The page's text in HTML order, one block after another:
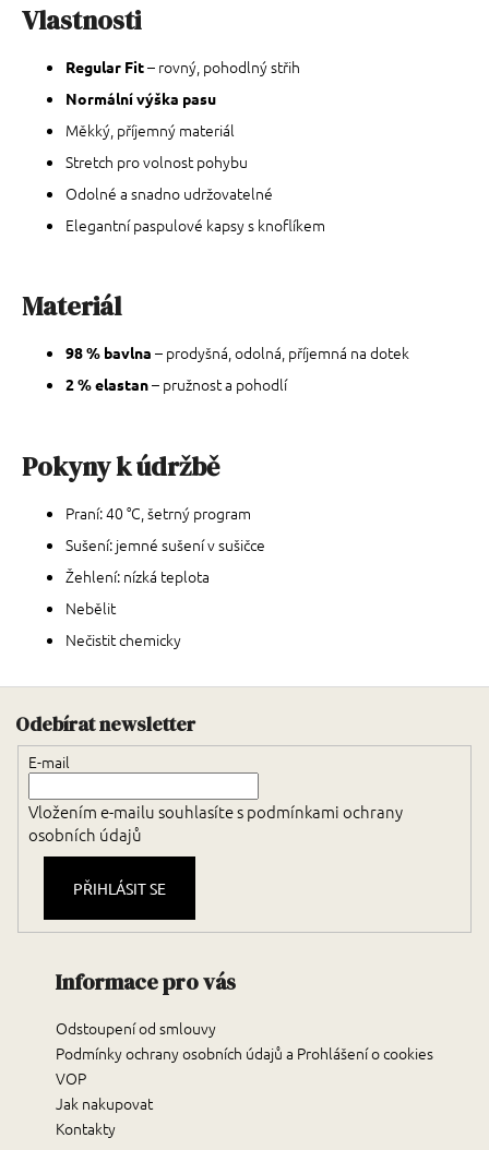
Vlastnosti
Regular Fit– rovný, pohodlný střih
Normální výška pasu
Měkký, příjemný materiál
Stretch pro volnost pohybu
Odolné a snadno udržovatelné
Elegantní paspulové kapsy s knoflíkem
Materiál
98 % bavlna – prodyšná, odolná, příjemná na dotek
2 % elastan– pružnost a pohodlí
Pokyny k údržbě
Praní: 40 °C, šetrný program
Sušení: jemné sušení v sušičce
Žehlení: nízká teplota
Nebělit
Nečistit chemicky
Odebírat newsletter
E-mail
Vložením e-mailu souhlasíte spodmínkami ochrany
osobních údajů
PŘIHLÁSIT SE
Informace pro vás
Odstoupení od smlouvy
Podmínky ochrany osobních údajů a Prohlášení o cookies
VOP
Jak nakupovat
Kontakty